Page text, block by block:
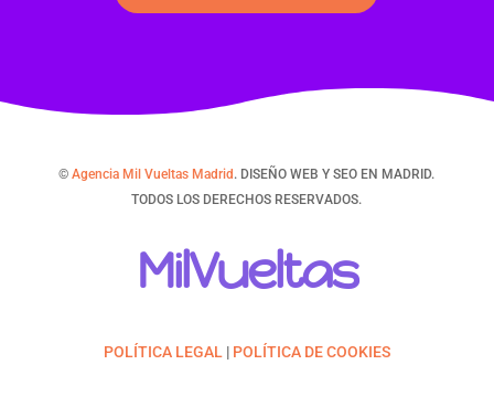
©Agencia Mil Vueltas Madrid . DISEÑO WEB Y SEO EN MADRID.
TODOS LOS DERECHOS RESERVADOS.
MilVueltas
POLÍTICA LEGAL | POLÍTICA DE COOKIES